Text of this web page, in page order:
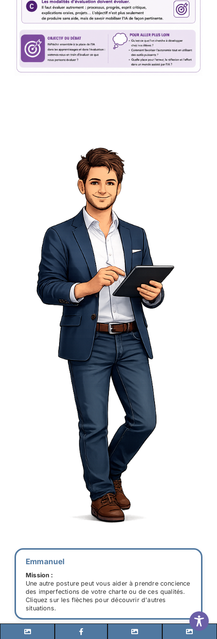
Emmanuel
Mission :
Une autre posture peut vous aider à prendre concience
des imperfections de votre charte ou de ces qualités.
Cliquez sur les flèches pour découvrir d'autres
situations.